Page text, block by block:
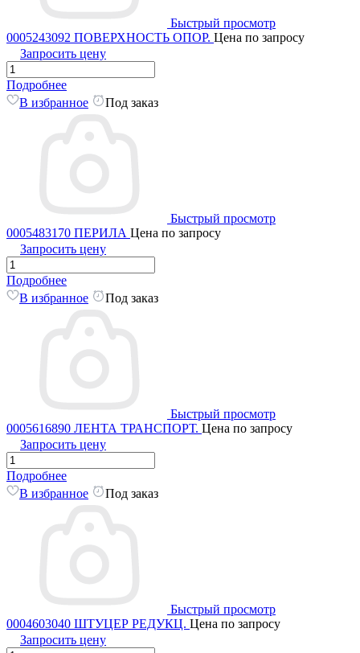
Быстрый просмотр
0005243092 ПОВЕРХНОСТЬ ОПОР. Цена по запросу
Запросить цену
Подробнее
В избранное
Под заказ
Быстрый просмотр
0005483170 ПЕРИЛА Цена по запросу
Запросить цену
Подробнее
В избранное
Под заказ
Быстрый просмотр
0005616890 ЛЕНТА ТРАНСПОРТ. Цена по запросу
Запросить цену
Подробнее
В избранное
Под заказ
Быстрый просмотр
0004603040 ШТУЦЕР РЕДУКЦ. Цена по запросу
Запросить цену